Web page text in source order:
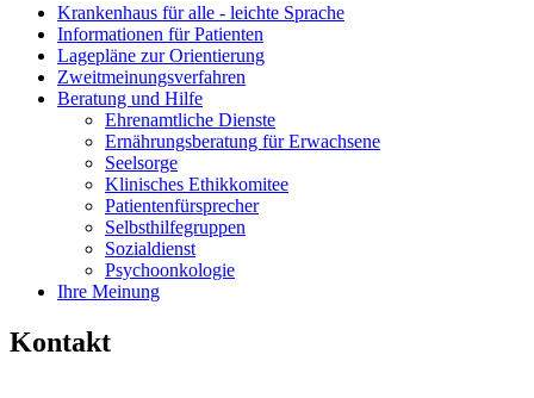
Krankenhaus für alle - leichte Sprache
Informationen für Patienten
Lagepläne zur Orientierung
Zweitmeinungsverfahren
Beratung und Hilfe
Ehrenamtliche Dienste
Ernährungsberatung für Erwachsene
Seelsorge
Klinisches Ethikkomitee
Patientenfürsprecher
Selbsthilfegruppen
Sozialdienst
Psychoonkologie
Ihre Meinung
Kontakt